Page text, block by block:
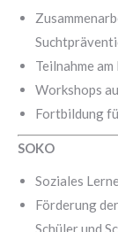
Teilnahme
Workshops
Fortbildung
SOKO
Soziales
Förderung
Schüler und